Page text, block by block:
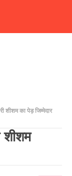
शीशम का पेड़ जिम्मेदार
शीशम